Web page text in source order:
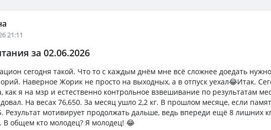
21:11
за 02.06.2026
сегодня такой. Что то с каждым днём мне всё сложнее доедать
Наверное Жорик не просто на выходных, а в отпуск уехал😂Итак.
как я на мзр и естественно контрольное взвешивание по результатам
На весах 76,650. За месяц ушло 2,2 кг. В прошлом месяце, если
Результат мотивирует продолжать дальше, ведь впереди ещё 8 лишних
В общем кто молодец? Я молодец! 😂